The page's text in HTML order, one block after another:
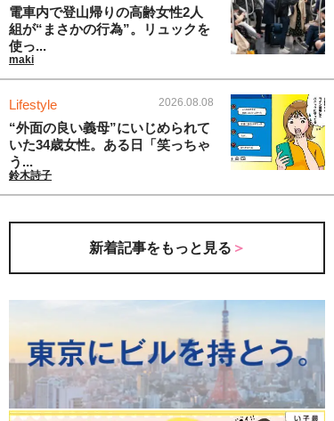
電車内で登山帰りの高齢女性2人
組が“まさかの行為”。リュックを
使っ...
maki
Lifestyle 2026.08.08
“外面の良い義母”にいじめられて
いた34歳女性。ある日「笑っちゃ
う...
鈴木詩子
新着記事をもっと見る